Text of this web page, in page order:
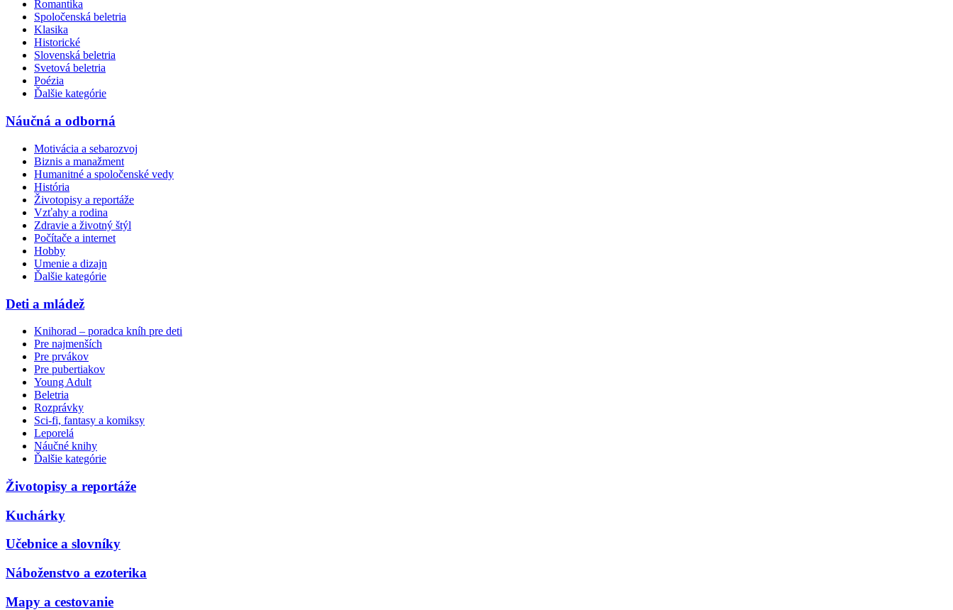
Romantika
Spoločenská beletria
Klasika
Historické
Slovenská beletria
Svetová beletria
Poézia
Ďalšie kategórie
Náučná a odborná
Motivácia a sebarozvoj
Biznis a manažment
Humanitné a spoločenské vedy
História
Životopisy a reportáže
Vzťahy a rodina
Zdravie a životný štýl
Počítače a internet
Hobby
Umenie a dizajn
Ďalšie kategórie
Deti a mládež
Knihorad – poradca kníh pre deti
Pre najmenších
Pre prvákov
Pre pubertiakov
Young Adult
Beletria
Rozprávky
Sci-fi, fantasy a komiksy
Leporelá
Náučné knihy
Ďalšie kategórie
Životopisy a reportáže
Kuchárky
Učebnice a slovníky
Náboženstvo a ezoterika
Mapy a cestovanie